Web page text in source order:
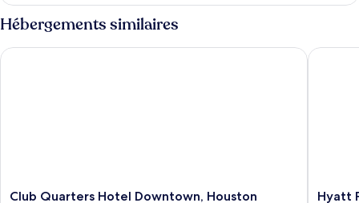
Chambre
Double,
non-
type
de
Chambre
Hébergements similaires
Club
Club Quarters Hotel Downtown, Houston
Club Quarters Hotel Downtown, Houston
Hyatt
Hyatt
Hyatt